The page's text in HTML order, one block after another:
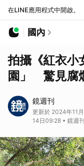
在LINE應用程式中開啟。
國內
拍攝《紅衣小
園」 驚見腐
鏡週刊
更新於 2024年11
14日09:28 • 鏡週